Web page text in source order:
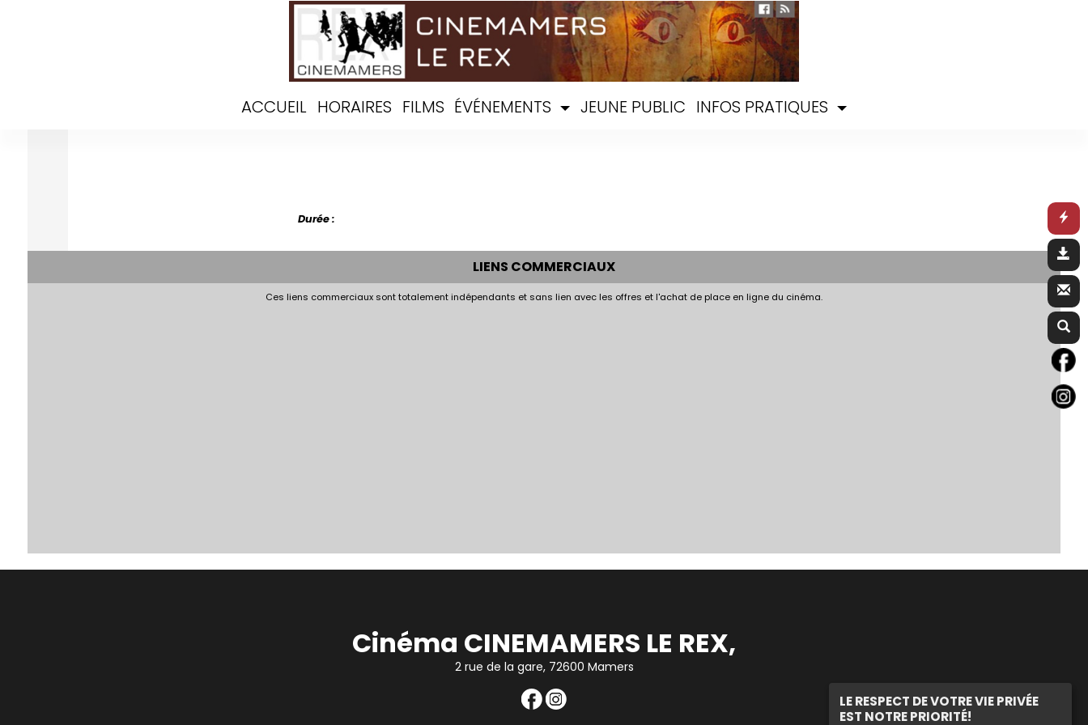
LE RESPECT DE VOTRE VIE PRIVÉE
EST NOTRE PRIORITÉ!
ACCUEIL HORAIRES FILMS ÉVÉNEMENTS JEUNE PUBLIC INFOS PRATIQUES
Durée :
LIENS COMMERCIAUX
Ces liens commerciaux sont totalement indépendants et sans lien avec les offres et l'achat de place en ligne du cinéma.
Cinéma CINEMAMERS LE REX,
2 rue de la gare, 72600 Mamers